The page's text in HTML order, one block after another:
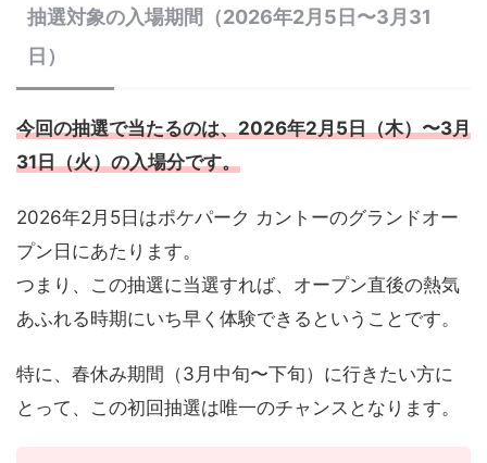
抽選対象の入場期間（2026年2月5日〜3月31
日）
今回の抽選で当たるのは、2026年2月5日（木）〜3月
31日（火）の入場分です。
2026年2月5日はポケパーク カントーのグランドオー
プン日にあたります。
つまり、この抽選に当選すれば、オープン直後の熱気
あふれる時期にいち早く体験できるということです。
特に、春休み期間（3月中旬〜下旬）に行きたい方に
とって、この初回抽選は唯一のチャンスとなります。